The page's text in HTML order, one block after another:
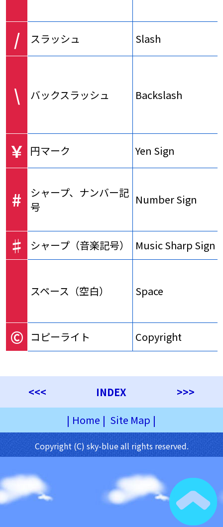
/ スラッシュ Slash
\ バックスラッシュ Backslash
￥ 円マーク Yen Sign
#
シャープ、ナンバー記
号
Number Sign
♯ シャープ（音楽記号） Music Sharp Sign
スペース（空白） Space
© コピーライト Copyright
<<< INDEX
>>>
| Home | Site Map |
Copyright (C) sky-blue all rights reserved.